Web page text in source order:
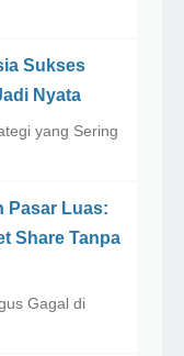
Sukses
Nyata
yang Sering
Pasar Luas:
Share Tanpa
Gagal di